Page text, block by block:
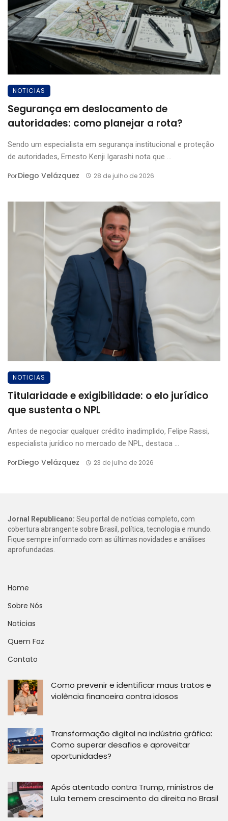
NOTICIAS
Segurança em deslocamento de
autoridades: como planejar a rota?
Sendo um especialista em segurança institucional e proteção
de autoridades, Ernesto Kenji Igarashi nota que ...
PorDiego Velázquez 28 de julho de 2026
NOTICIAS
Titularidade e exigibilidade: o elo jurídico
que sustenta o NPL
Antes de negociar qualquer crédito inadimplido, Felipe Rassi,
especialista jurídico no mercado de NPL, destaca ...
PorDiego Velázquez 23 de julho de 2026
Jornal Republicano: Seu portal de notícias completo, com
cobertura abrangente sobre Brasil, política, tecnologia e mundo.
Fique sempre informado com as últimas novidades e análises
aprofundadas.
Home
Sobre Nós
Noticias
Quem Faz
Contato
Como prevenir e identificar maus tratos e
violência financeira contra idosos
Transformação digital na indústria gráfica:
Como superar desafios e aproveitar
oportunidades?
Após atentado contra Trump, ministros de
Lula temem crescimento da direita no Brasil